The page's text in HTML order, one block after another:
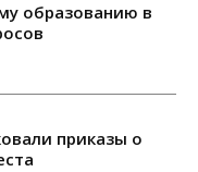
образованию в
приказы о